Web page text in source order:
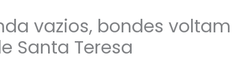
vazios, bondes voltam
Santa Teresa